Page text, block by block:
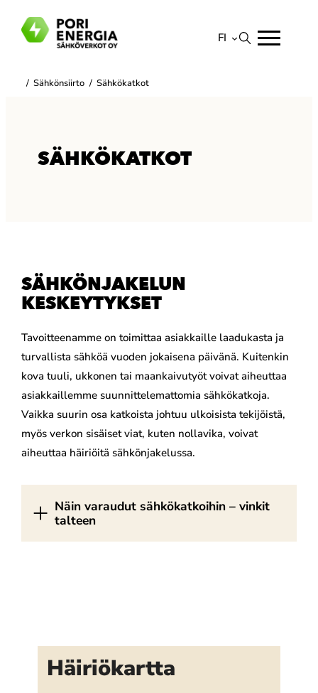
Siirry
sisältöön
FI
/ Sähkönsiirto / Sähkökatkot
SÄHKÖKATKOT
SÄHKÖNJAKELUN
KESKEYTYKSET
Tavoitteenamme on toimittaa asiakkaille laadukasta ja
turvallista sähköä vuoden jokaisena päivänä. Kuitenkin
kova tuuli, ukkonen tai maankaivutyöt voivat aiheuttaa
asiakkaillemme suunnittelemattomia sähkökatkoja.
Vaikka suurin osa katkoista johtuu ulkoisista tekijöistä,
myös verkon sisäiset viat, kuten nollavika, voivat
aiheuttaa häiriöitä sähkönjakelussa.
Näin varaudut sähkökatkoihin – vinkit
talteen
Häiriökartta